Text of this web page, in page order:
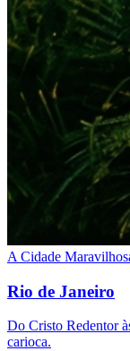
A Cidade
Rio de Janeiro
Do Cristo Redentor
carioca.